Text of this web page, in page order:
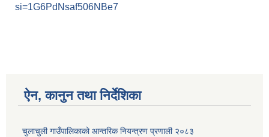
si=1G6PdNsaf506NBe7
ऐन, कानुन तथा निर्देशिका
चुलाचुली गाउँपालिकाको आन्तरिक नियन्त्रण प्रणाली २०८३